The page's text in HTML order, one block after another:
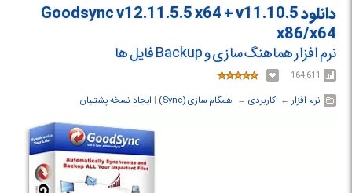
دانلود Goodsync v12.11.5.5 x64 + v11.10.5
x86/x64
نرم افزار هماهنگ سازی و Backup فایل ها
164,611
نرم افزار ← ‏ کاربردی ← ‏ همگام سازی (Sync) ‏| ایجاد نسخه پشتیبان